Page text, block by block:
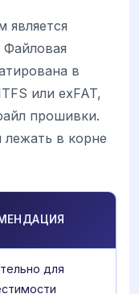
Файловая
в
или exFAT,
прошивки.
в корне
для